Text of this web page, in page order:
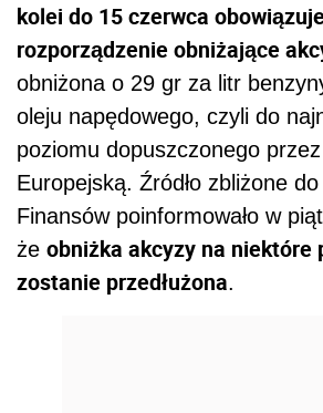
kolei do 15 czerwca
rozporządzenie obniżające
obniżona o 29 gr za litr
oleju napędowego, czyli do
poziomu dopuszczonego
Europejską. Źródło zbliżone
Finansów poinformowało w
że obniżka akcyzy na niektóre
zostanie przedłużona.